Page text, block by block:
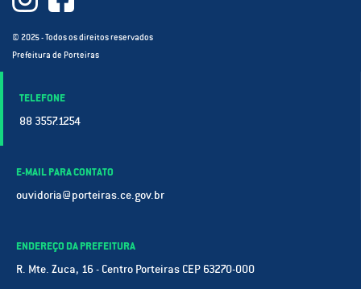
© 2025 - Todos os direitos reservados
Prefeitura de Porteiras
TELEFONE
88 3557.1254
E-MAIL PARA CONTATO
ouvidoria@porteiras.ce.gov.br
ENDEREÇO DA PREFEITURA
R. Mte. Zuca, 16 - Centro Porteiras CEP 63270-000